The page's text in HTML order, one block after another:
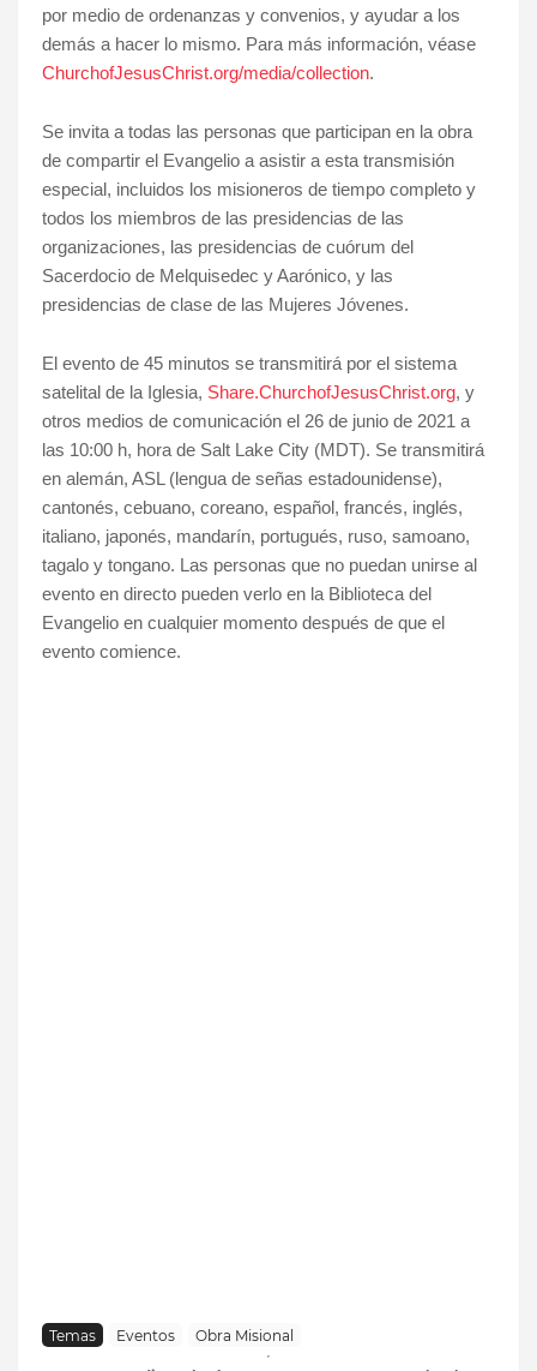
por medio de ordenanzas y convenios, y ayudar a los
demás a hacer lo mismo. Para más información, véase
ChurchofJesusChrist.org/media/collection.
Se invita a todas las personas que participan en la obra
de compartir el Evangelio a asistir a esta transmisión
especial, incluidos los misioneros de tiempo completo y
todos los miembros de las presidencias de las
organizaciones, las presidencias de cuórum del
Sacerdocio de Melquisedec y Aarónico, y las
presidencias de clase de las Mujeres Jóvenes.
El evento de 45 minutos se transmitirá por el sistema
satelital de la Iglesia, Share.ChurchofJesusChrist.org, y
otros medios de comunicación el 26 de junio de 2021 a
las 10:00 h, hora de Salt Lake City (MDT). Se transmitirá
en alemán, ASL (lengua de señas estadounidense),
cantonés, cebuano, coreano, español, francés, inglés,
italiano, japonés, mandarín, portugués, ruso, samoano,
tagalo y tongano. Las personas que no puedan unirse al
evento en directo pueden verlo en la Biblioteca del
Evangelio en cualquier momento después de que el
evento comience.
Temas Eventos Obra Misional